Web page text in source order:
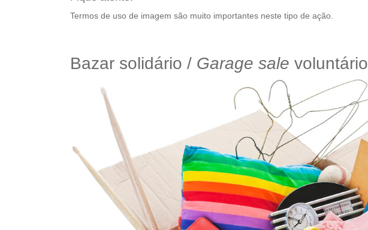
Termos de uso de imagem são muito importantes neste tipo de ação.
Bazar solidário / Garage sale voluntário